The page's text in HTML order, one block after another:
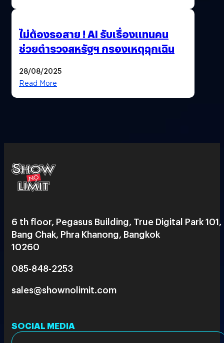
ไม่ต้องรอสาย ! AI รับเรื่องแทนคน
ช่วยตำรวจสหรัฐฯ กรองเหตุฉุกเฉิน
28/08/2025
Read More
6 th floor, Pegasus Building, True Digital Park 101,
Bang Chak, Phra Khanong, Bangkok
10260
085-848-2253
sales@shownolimit.com
SOCIAL MEDIA